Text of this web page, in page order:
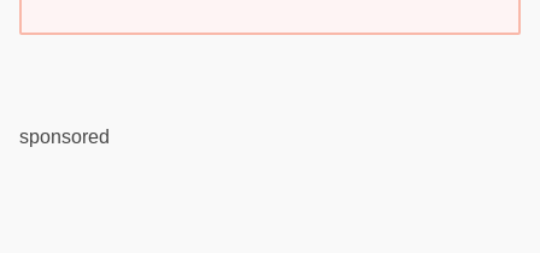
sponsored